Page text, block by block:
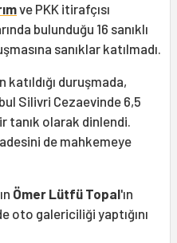
ve PKK itirafçısı
bulunduğu 16 sanıklı
sanıklar katılmadı.
katıldığı duruşmada,
Silivri Cezaevinde 6,5
tanık olarak dinlendi.
de mahkemeye
Ömer Lütfü Topal'ın
oto galericiliği yaptığını